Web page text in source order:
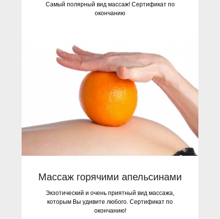
Самый полярный вид массаж! Сертификат по
окончанию
Массаж горячими апельсинами
Экзотический и очень приятный вид массажа,
которым Вы удивите любого. Сертификат по
окончанию!